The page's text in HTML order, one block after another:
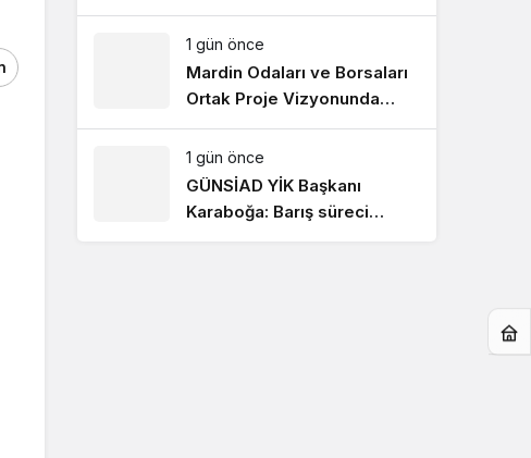
bekliyor!
1 gün önce
Mardin Odaları ve Borsaları
Ortak Proje Vizyonunda
Buluştu
1 gün önce
GÜNSİAD YİK Başkanı
Karaboğa: Barış süreci